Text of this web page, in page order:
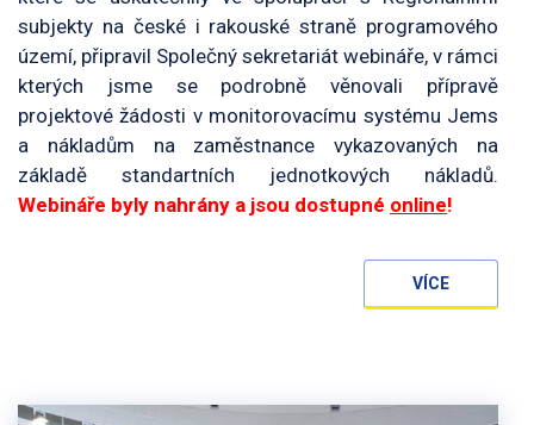
subjekty na české i rakouské straně programového
území, připravil Společný sekretariát webináře, v rámci
kterých jsme se podrobně věnovali přípravě
projektové žádosti v monitorovacímu systému Jems
a nákladům na zaměstnance vykazovaných na
základě standartních jednotkových nákladů.
Webináře byly nahrány a jsou dostupné online!
VÍCE